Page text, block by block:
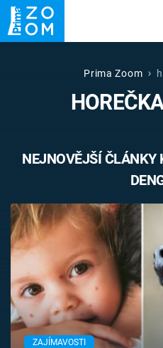
ZRÁDCI UFO
VETŘELCI
Témata
Pořady
TV Program
Časopis
Prima Zoom
NEJNOVĚJŠÍ ČLÁNKY
ZAJÍMAVOSTI